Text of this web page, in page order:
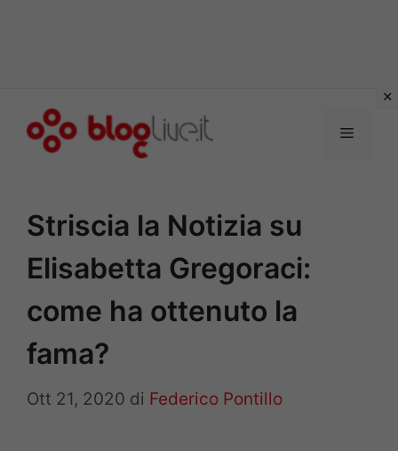
Menu
Striscia la Notizia su
Elisabetta Gregoraci:
come ha ottenuto la
fama?
Ott 21, 2020 di Federico Pontillo